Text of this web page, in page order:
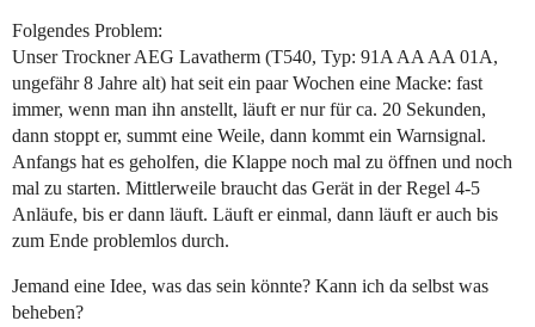
Folgendes Problem:
Unser Trockner AEG Lavatherm (T540, Typ: 91A AA AA 01A,
ungefähr 8 Jahre alt) hat seit ein paar Wochen eine Macke: fast
immer, wenn man ihn anstellt, läuft er nur für ca. 20 Sekunden,
dann stoppt er, summt eine Weile, dann kommt ein Warnsignal.
Anfangs hat es geholfen, die Klappe noch mal zu öffnen und noch
mal zu starten. Mittlerweile braucht das Gerät in der Regel 4-5
Anläufe, bis er dann läuft. Läuft er einmal, dann läuft er auch bis
zum Ende problemlos durch.
Jemand eine Idee, was das sein könnte? Kann ich da selbst was
beheben?